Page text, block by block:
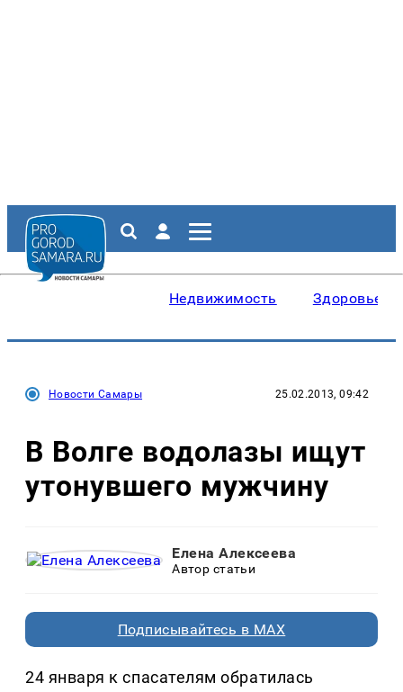
Недвижимость Здоровье
Новости Самары 25.02.2013, 09:42
В Волге водолазы ищут
утонувшего мужчину
Елена Алексеева
Автор статьи
Подписывайтесь в MAX
24 января к спасателям обратилась